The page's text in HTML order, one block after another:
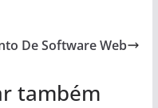
De Software Web
também